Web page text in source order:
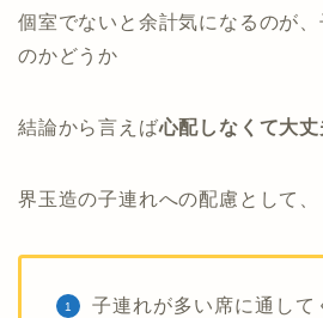
個室でないと余計気になるのが
のかどうか
結論から言えば心配しなくて大丈
界玉造の子連れへの配慮として、
子連れが多い席に通して